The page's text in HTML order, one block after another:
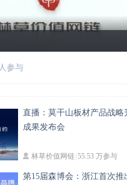
参与
直播：莫干山板材产品战略
成果发布会
林草价值网链 55.53 万参与
第15届森博会：浙江首次推